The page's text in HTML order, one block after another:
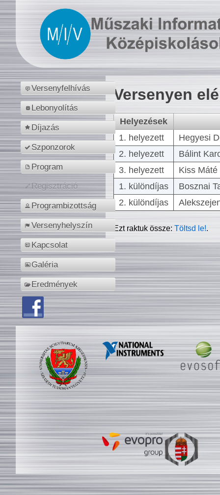
Versenyfelhívás
Lebonyolítás
Díjazás
Szponzorok
Program
Regisztráció
Programbizottság
Versenyhelyszín
Kapcsolat
Galéria
Eredmények
Versenyen
Helyezések
1. helyezett
Hegyesi
2. helyezett
Bálint
3. helyezett
Kiss
1. különdíjas
Bosznai
2. különdíjas
Ezt raktuk össze:Töltsd le!.